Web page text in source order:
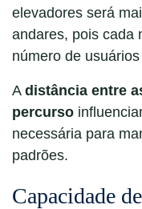
elevadores será
andares, pois cada
número de
A distância entre
percurso
necessária para
padrões.
Capacidade